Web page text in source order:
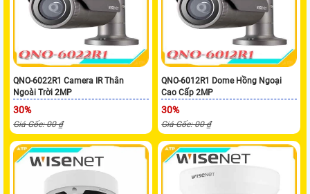
QNO-6022R1 Camera IR Thân
Ngoài Trời 2MP
30%
Giá Gốc: 00 ₫
QNO-6012R1 Dome Hồng Ngoại
Cao Cấp 2MP
30%
Giá Gốc: 00 ₫